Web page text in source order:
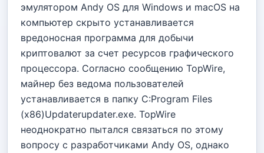
эмулятором Andy OS для Windows и macOS на
компьютер скрыто устанавливается
вредоносная программа для добычи
криптовалют за счет ресурсов графического
процессора. Согласно сообщению TopWire,
майнер без ведома пользователей
устанавливается в папку C:Program Files
(x86)Updaterupdater.exe. TopWire
неоднократно пытался связаться по этому
вопросу с разработчиками Andy OS, однако